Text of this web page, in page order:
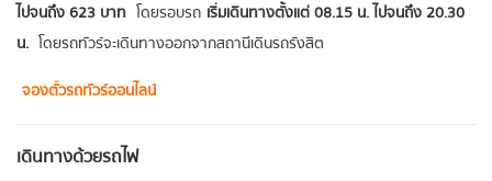
ไปจนถึง 623 บาท โดยรอบรถ เริ่มเดินทางตั้งแต่ 08.15 น. ไปจนถึง 20.30
น. โดยรถทัวร์จะเดินทางออกจากสถานีเดินรถรังสิต
จองตั๋วรถทัวร์ออนไลน์
เดินทางด้วยรถไฟ